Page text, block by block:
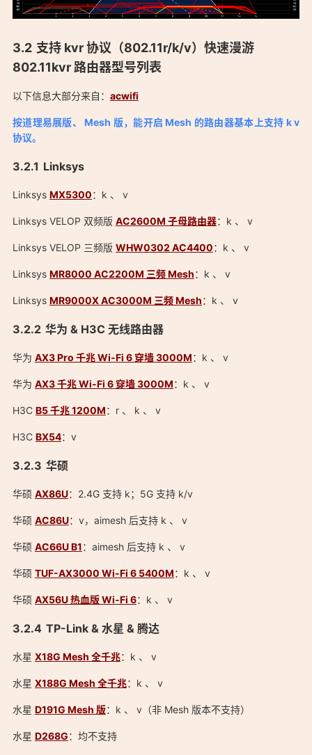
支持 kvr 协议（802.11r/k/v）快速漫游
802.11kvr 路由器型号列表
以下信息大部分来自： acwifi
按道理易展版、 Mesh 版，能开启 Mesh 的路由器基本上支持 k v
协议。
Linksys
Linksys MX5300：k 、 v
Linksys VELOP 双频版 AC2600M 子母路由器：k 、 v
Linksys VELOP 三频版 WHW0302 AC4400：k 、 v
Linksys MR8000 AC2200M 三频 Mesh：k 、 v
Linksys MR9000X AC3000M 三频 Mesh：k 、 v
华为 & H3C 无线路由器
华为 AX3 Pro 千兆 Wi-Fi 6 穿墙 3000M：k 、 v
华为 AX3 千兆 Wi-Fi 6 穿墙 3000M：k 、 v
H3C B5 千兆 1200M：r 、 k 、 v
H3C BX54：v
华硕
华硕 AX86U：2.4G 支持 k；5G 支持 k/v
华硕 AC86U：v，aimesh 后支持 k 、 v
华硕 AC66U B1：aimesh 后支持 k 、 v
华硕 TUF-AX3000 Wi-Fi 6 5400M：k 、 v
华硕 AX56U 热血版 Wi-Fi 6：k 、 v
TP-Link & 水星 & 腾达
水星 X18G Mesh 全千兆：k 、 v
水星 X188G Mesh 全千兆：k 、 v
水星 D191G Mesh 版：k 、 v（非 Mesh 版本不支持）
水星 D268G：均不支持